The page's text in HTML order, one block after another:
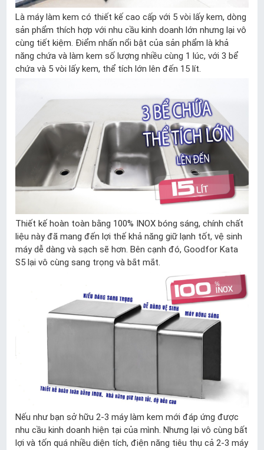
Là máy làm kem có thiết kế cao cấp với 5 vòi lấy kem, dòng
sản phẩm thích hợp với nhu cầu kinh doanh lớn nhưng lại vô
cùng tiết kiệm. Điểm nhấn nổi bật của sản phẩm là khả
năng chứa và làm kem số lượng nhiều cùng 1 lúc, với 3 bể
chứa và 5 vòi lấy kem, thể tích lớn lên đến 15 lít.
Thiết kế hoàn toàn bằng 100% INOX bóng sáng, chính chất
liệu này đã mang đến lợi thế khả năng giữ lạnh tốt, vệ sinh
máy dễ dàng và sạch sẽ hơn. Bên cạnh đó, Goodfor Kata
S5 lại vô cùng sang trọng và bắt mắt.
Nếu như bạn sở hữu 2-3 máy làm kem mới đáp ứng được
nhu cầu kinh doanh hiện tại của mình. Nhưng lại vô cùng bất
lợi và tốn quá nhiều diện tích, điện năng tiêu thụ cả 2-3 máy